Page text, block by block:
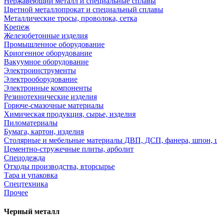
Цветной металлопрокат и специальный сплавы
Металлические тросы, проволока, сетка
Крепеж
Железобетонные изделия
Промышленное оборудование
Криогенное оборудование
Вакуумное оборудование
Электроинструменты
Электрооборудование
Электронные компоненты
Резинотехнические изделия
Горюче-смазочные материалы
Химическая продукция, сырье, изделия
Пиломатериалы
Бумага, картон, изделия
Столярные и мебельные материалы ДВП, ДСП, фанера, шпон,
Цементно-стружечные плиты, арболит
Спецодежда
Отходы производства, вторсырье
Тара и упаковка
Спецтехника
Прочее
Черный металл